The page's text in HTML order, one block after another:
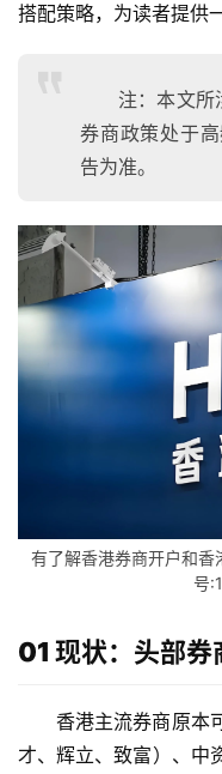
搭配策略，为读者提供
注：本文所
券商政策处于
告为准。
有了解香港券商开户和
号
01 现状：头部券
香港主流券商原本
才、辉立、致富）、中